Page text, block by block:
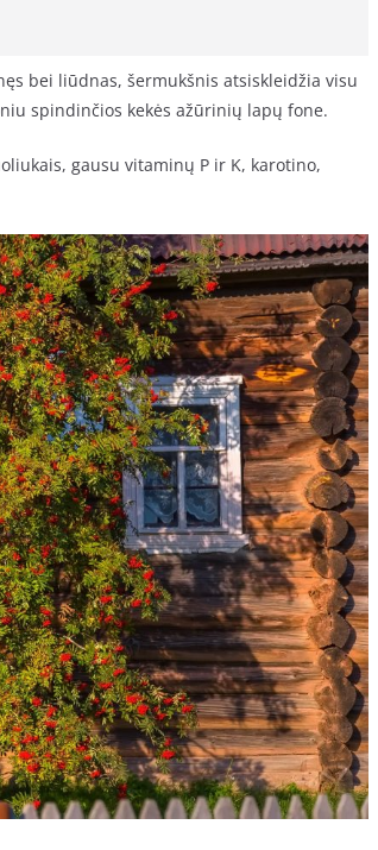
bei liūdnas, šermukšnis atsiskleidžia visu
spindinčios kekės ažūrinių lapų fone.
gausu vitaminų P ir K, karotino,